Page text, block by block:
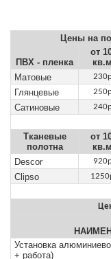
Цены на
ПВХ - пленка
от
Матовые
Глянцевые
Сатиновые
Тканевые
полотна
от
Descor
Clipso
Установка
+ работа)